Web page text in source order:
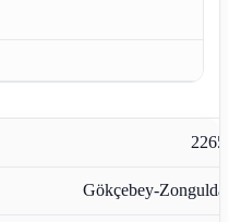
Gökçebey-